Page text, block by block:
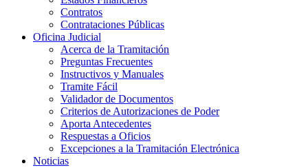
Contratos
Contrataciones Públicas
Oficina Judicial
Acerca de la Tramitación
Preguntas Frecuentes
Instructivos y Manuales
Tramite Fácil
Validador de Documentos
Criterios de Autorizaciones de Poder
Aporta Antecedentes
Respuestas a Oficios
Excepciones a la Tramitación Electrónica
Noticias